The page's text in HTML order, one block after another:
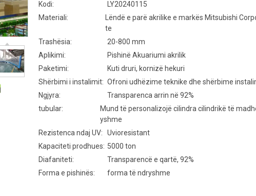
Kodi:
LY20240115
Materiali:
Lëndë e parë akrilike e markës Mitsubishi
te
Trashësia:
20-800 mm
Aplikimi:
Pishinë Akuariumi akrilik
Paketimi:
Kuti druri, kornizë hekuri
Shërbimi i instalimit: Ofroni udhëzime teknike dhe shërbime
Ngjyra:
Transparenca arrin në 92%
tubular:
Mund të personalizojë cilindra cilindrikë të
yshme
Rezistenca ndaj UV:
Uvioresistant
Kapaciteti prodhues: 5000 ton
Diafaniteti:
Transparencë e qartë, 92%
Forma e pishinës:
forma të ndryshme